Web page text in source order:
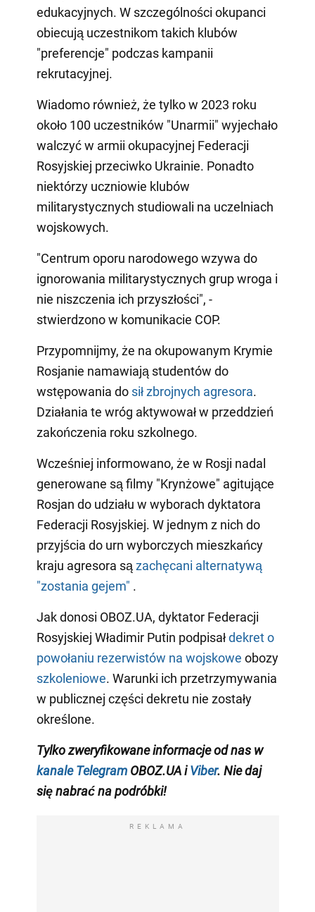
edukacyjnych. W szczególności okupanci
obiecują uczestnikom takich klubów
"preferencje" podczas kampanii
rekrutacyjnej.
Wiadomo również, że tylko w 2023 roku
około 100 uczestników "Unarmii" wyjechało
walczyć w armii okupacyjnej Federacji
Rosyjskiej przeciwko Ukrainie. Ponadto
niektórzy uczniowie klubów
militarystycznych studiowali na uczelniach
wojskowych.
"Centrum oporu narodowego wzywa do
ignorowania militarystycznych grup wroga i
nie niszczenia ich przyszłości", -
stwierdzono w komunikacie COP.
Przypomnijmy, że na okupowanym Krymie
Rosjanie namawiają studentów do
wstępowania do sił zbrojnych agresora.
Działania te wróg aktywował w przeddzień
zakończenia roku szkolnego.
Wcześniej informowano, że w Rosji nadal
generowane są filmy "Krynżowe" agitujące
Rosjan do udziału w wyborach dyktatora
Federacji Rosyjskiej. W jednym z nich do
przyjścia do urn wyborczych mieszkańcy
kraju agresora sązachęcani alternatywą
"zostania gejem" .
Jak donosi OBOZ.UA, dyktator Federacji
Rosyjskiej Władimir Putin podpisałdekret o
powołaniu rezerwistów na wojskowe obozy
szkoleniowe. Warunki ich przetrzymywania
w publicznej części dekretu nie zostały
określone.
Tylko zweryfikowane informacje od nas w
kanale TelegramOBOZ.UA iViber. Nie daj
się nabrać na podróbki!
REKLAMA